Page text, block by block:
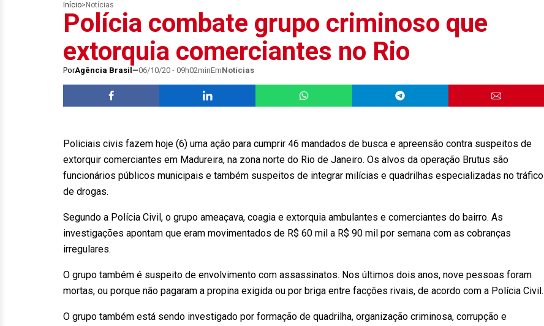
Início> Notícias
Polícia combate grupo criminoso que
extorquia comerciantes no Rio
PorAgência Brasil 06/10/20 - 09h02minEmNotícias
Policiais civis fazem hoje (6) uma ação para cumprir 46 mandados de busca e apreensão contra suspeitos de
extorquir comerciantes em Madureira, na zona norte do Rio de Janeiro. Os alvos da operação Brutus são
funcionários públicos municipais e também suspeitos de integrar milícias e quadrilhas especializadas no tráfico
de drogas.
Segundo a Polícia Civil, o grupo ameaçava, coagia e extorquia ambulantes e comerciantes do bairro. As
investigações apontam que eram movimentados de R$ 60 mil a R$ 90 mil por semana com as cobranças
irregulares.
O grupo também é suspeito de envolvimento com assassinatos. Nos últimos dois anos, nove pessoas foram
mortas, ou porque não pagaram a propina exigida ou por briga entre facções rivais, de acordo com a Polícia Civil.
O grupo também está sendo investigado por formação de quadrilha, organização criminosa, corrupção e